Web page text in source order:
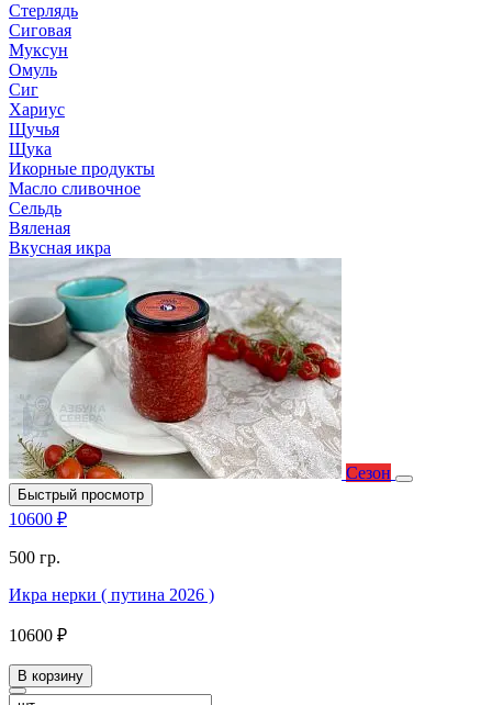
Стерлядь
Сиговая
Муксун
Омуль
Сиг
Хариус
Щучья
Щука
Икорные продукты
Масло сливочное
Сельдь
Вяленая
Вкусная икра
Сезон
Быстрый просмотр
10600 ₽
500 гр.
Икра нерки ( путина 2026 )
10600 ₽
В корзину